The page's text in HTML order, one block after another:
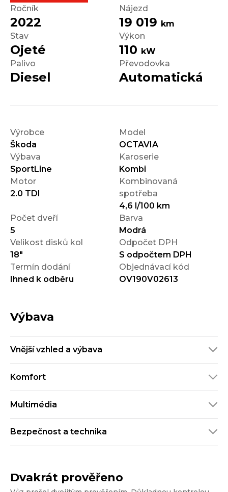
Ročník
2022
Nájezd
19 019 km
Stav
Ojeté
Výkon
110 kW
Palivo
Diesel
Převodovka
Automatická
Výrobce
Škoda
Model
OCTAVIA
Výbava
SportLine
Karoserie
Kombi
Motor
2.0 TDI
Kombinovaná
spotřeba
4,6 l/100 km
Počet dveří
5
Barva
Modrá
Velikost disků kol
18"
Odpočet DPH
S odpočtem DPH
Termín dodání
Ihned k odběru
Objednávací kód
OV190V02613
Výbava
Vnější vzhled a výbava
Komfort
Multimédia
Bezpečnost a technika
Dvakrát prověřeno